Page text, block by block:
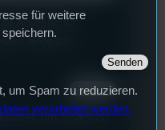
Adresse für
Browser
um Spam zu
für weitere
um Spam zu reduzieren.
verarbeitet werden.